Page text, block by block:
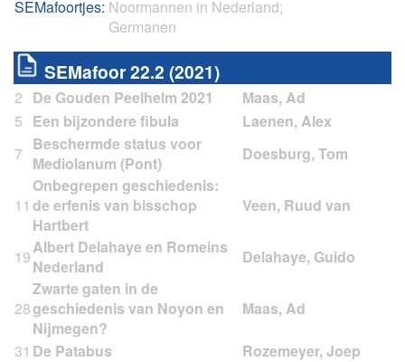
SEMafoortjes: Noormannen in Nederland;
Germanen
SEMafoor 22.2 (2021)
2 De Gouden Peelhelm 2021
5 Een bijzondere fibula
7 Beschermde status voor
Mediolanum (Pont)
11
Onbegrepen geschiedenis:
de erfenis van bisschop
Hartbert
19Albert Delahaye en Romeins
Nederland
28
Zwarte gaten in de
geschiedenis van Noyon en
Nijmegen?
31 De Patabus